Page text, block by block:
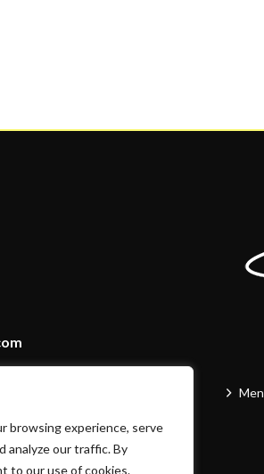
browsing experience, serve
analyze our traffic. By
to our use of cookies.
33800 France